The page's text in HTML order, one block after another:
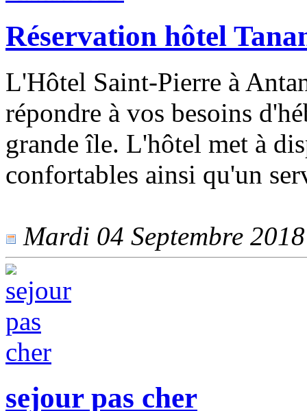
Réservation hôtel
L'Hôtel Saint-Pierre à
répondre à vos besoins
grande île. L'hôtel met à
confortables ainsi qu'un
Mardi 04 Septembre
sejour pas cher